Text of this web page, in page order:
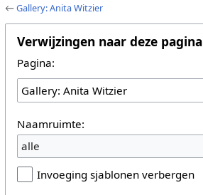
←Gallery: Anita Witzier
Verwijzingen naar deze pagina
Pagina:
Naamruimte:
alle
Invoeging sjablonen verbergen